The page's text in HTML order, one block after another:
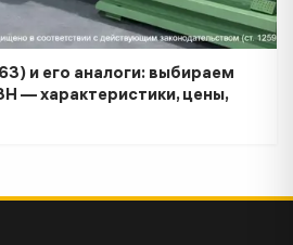
и его аналоги: выбираем
— характеристики, цены,